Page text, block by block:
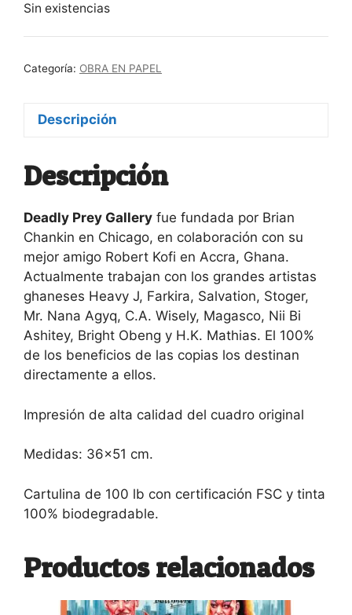
Sin existencias
Categoría: OBRA EN PAPEL
Descripción
Descripción
Deadly Prey Gallery fue fundada por Brian
Chankin en Chicago, en colaboración con su
mejor amigo Robert Kofi en Accra, Ghana.
Actualmente trabajan con los grandes artistas
ghaneses Heavy J, Farkira, Salvation, Stoger,
Mr. Nana Agyq, C.A. Wisely, Magasco, Nii Bi
Ashitey, Bright Obeng y H.K. Mathias. El 100%
de los beneficios de las copias los destinan
directamente a ellos.
Impresión de alta calidad del cuadro original
Medidas: 36×51 cm.
Cartulina de 100 lb con certificación FSC y tinta
100% biodegradable.
Productos relacionados